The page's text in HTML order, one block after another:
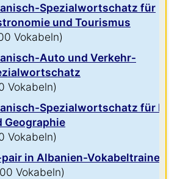
Spezialwortschatz für
und Tourismus
Vokabeln)
Auto und Verkehr-
Vokabeln)
Spezialwortschatz für Natur
Geographie
Vokabeln)
in Albanien-Vokabeltrainer
Vokabeln)